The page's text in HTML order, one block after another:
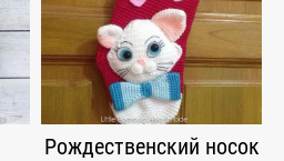
Рождественский носок